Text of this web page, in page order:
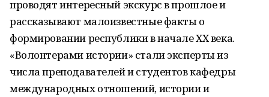
проводят интересный экскурс в прошлое и
рассказывают малоизвестные факты о
формировании республики в начале XX века.
«Волонтерами истории» стали эксперты из
числа преподавателей и студентов кафедры
международных отношений, истории и